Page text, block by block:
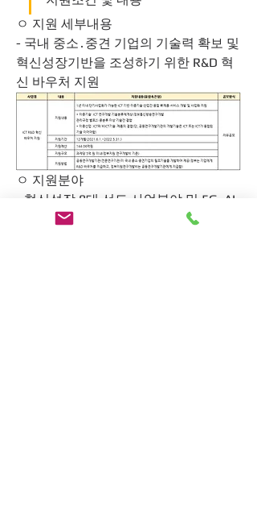
ㅇ 지원 세부내용
- 국내 중소․중견 기업의 기술력 확보 및
혁신성장기반을 조성하기 위한 R&D 혁
신 바우처 지원
ㅇ 지원분야
- 혁신성장 8대 선도 사업분야 및 5G, AI,
비대면(언택)등 핵심기술 분야 응용 및